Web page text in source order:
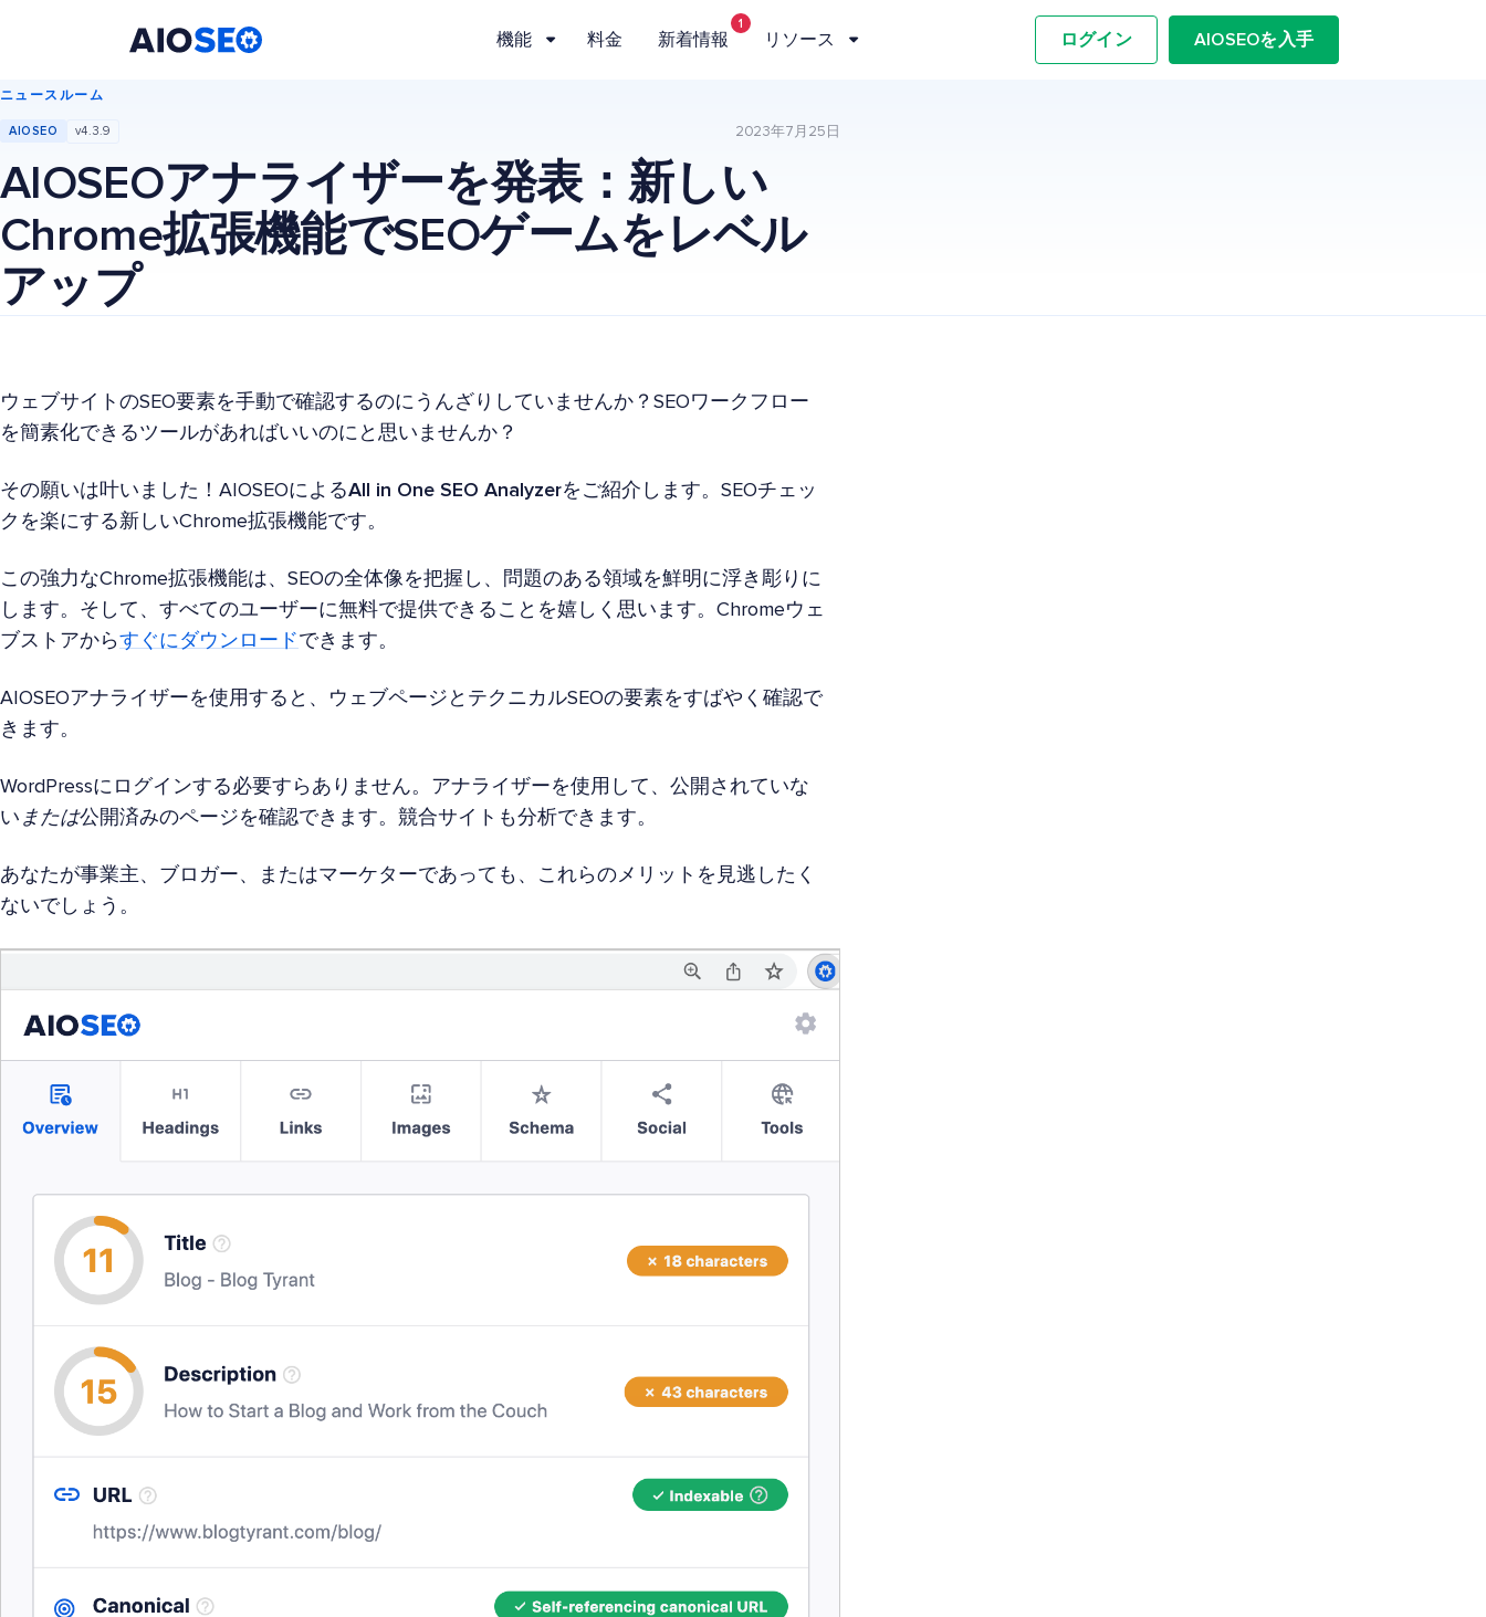
機能 料金 新着情報
1
リソース ログイン AIOSEOを入手
ニュースルーム
AIOSEO v4.3.9 2023年7月25日
AIOSEOアナライザーを発表：新しい
Chrome拡張機能でSEOゲームをレベル
アップ
ウェブサイトのSEO要素を手動で確認するのにうんざりしていませんか？SEOワークフロー
を簡素化できるツールがあればいいのにと思いませんか？
その願いは叶いました！AIOSEOによるAll in One SEO Analyzerをご紹介します。SEOチェッ
クを楽にする新しいChrome拡張機能です。
この強力なChrome拡張機能は、SEOの全体像を把握し、問題のある領域を鮮明に浮き彫りに
します。そして、すべてのユーザーに無料で提供できることを嬉しく思います。Chromeウェ
ブストアからすぐにダウンロードできます。
AIOSEOアナライザーを使用すると、ウェブページとテクニカルSEOの要素をすばやく確認で
きます。
WordPressにログインする必要すらありません。アナライザーを使用して、公開されていな
い または公開済みのページを確認できます。競合サイトも分析できます。
あなたが事業主、ブロガー、またはマーケターであっても、これらのメリットを見逃したく
ないでしょう。